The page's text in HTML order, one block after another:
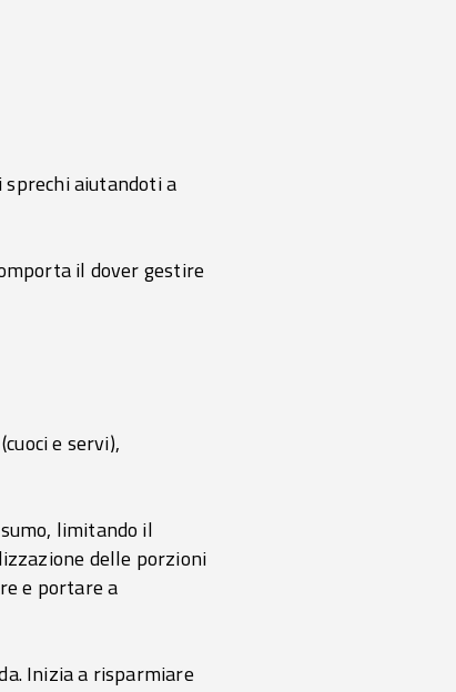
aiutandoti a
il dover gestire
e servi),
limitando il
delle porzioni
e portare a
Inizia a risparmiare